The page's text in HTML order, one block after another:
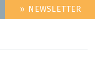
HEADER» NEWSLETTER